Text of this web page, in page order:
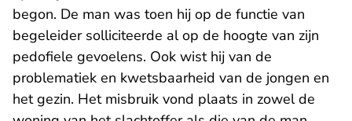
begon. De man was toen hij op de functie van
begeleider solliciteerde al op de hoogte van zijn
pedofiele gevoelens. Ook wist hij van de
problematiek en kwetsbaarheid van de jongen en
het gezin. Het misbruik vond plaats in zowel de